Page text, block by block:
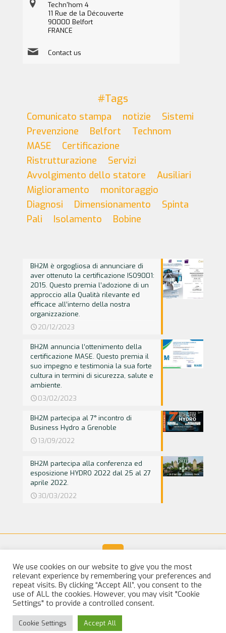
Techn'hom 4
11 Rue de la Découverte
90000 Belfort
FRANCE
Contact us
#Tags
Comunicato stampa notizie
Sistemi
Prevenzione
Belfort
Technom
MASE
Certificazione
Ristrutturazione
Servizi
Avvolgimento dello statore
Ausiliari
Miglioramento
monitoraggio
Diagnosi
Dimensionamento
Spinta
Pali
Isolamento Bobine
BH2M è orgogliosa di annunciare di
aver ottenuto la certificazione ISO9001:
2015. Questo premia l’adozione di un
approccio alla Qualità rilevante ed
efficace all’interno della nostra
organizzazione.
20/12/2023
BH2M annuncia l’ottenimento della
certificazione MASE. Questo premia il
suo impegno e testimonia la sua forte
cultura in termini di sicurezza, salute e
ambiente.
03/02/2023
BH2M partecipa al 7° incontro di
Business Hydro a Grenoble
13/09/2022
BH2M partecipa alla conferenza ed
esposizione HYDRO 2022 dal 25 al 27
aprile 2022.
30/03/2022
© 2025 BH2M. All Rights Reserved |Legal Notice
We use cookies on our website to give you the most
relevant experience by remembering your preferences and
repeat visits. By clicking “Accept All”, you consent to the
use of ALL the cookies. However, you may visit "Cookie
Settings" to provide a controlled consent.
Cookie Settings Accept All
English(Inglese